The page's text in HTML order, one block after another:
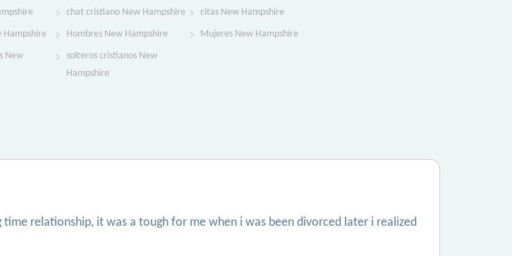
chat cristiano New Hampshire citas New Hampshire
Hampshire Hombres New Hampshire Mujeres New Hampshire
New
solteros cristianos New
Hampshire
relationship, it was a tough for me when i was been divorced later i realized